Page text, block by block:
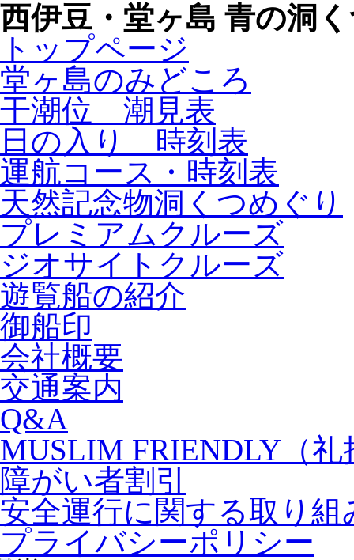
西伊豆・堂ヶ島 青の洞
トップページ
堂ヶ島のみどころ
干潮位 潮見表
日の入り 時刻表
運航コース・時刻表
天然記念物洞くつめぐり
プレミアムクルーズ
ジオサイトクルーズ
遊覧船の紹介
御船印
会社概要
交通案内
Q&A
MUSLIM FRIENDLY（
障がい者割引
安全運行に関する取り
プライバシーポリシー